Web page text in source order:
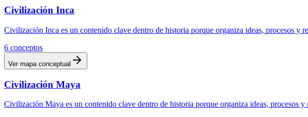
Civilización Inca
Civilización Inca es un contenido clave dentro de historia porque organiza ideas, procesos y
6 conceptos
Ver mapa conceptual
Civilización Maya
Civilización Maya es un contenido clave dentro de historia porque organiza ideas, procesos